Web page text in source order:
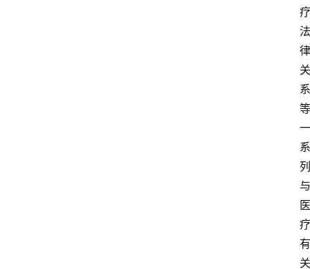
疗
法
律
关
系
等
一
系
列
与
医
疗
有
关